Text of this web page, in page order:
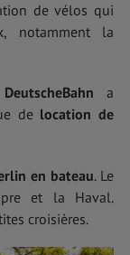
de vélos qui
notamment la
DeutscheBahn a
de location de
en bateau. Le
et la Haval.
croisières.